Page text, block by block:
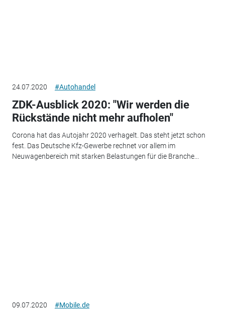
24.07.2020 #Autohandel
ZDK-Ausblick 2020: "Wir werden die
Rückstände nicht mehr aufholen"
Corona hat das Autojahr 2020 verhagelt. Das steht jetzt schon
fest. Das Deutsche Kfz-Gewerbe rechnet vor allem im
Neuwagenbereich mit starken Belastungen für die Branche...
09.07.2020 #Mobile.de